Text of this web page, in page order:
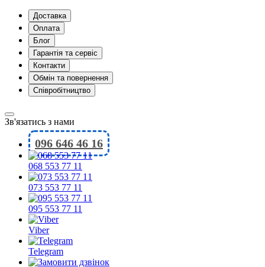
Доставка
Оплата
Блог
Гарантія та сервіс
Контакти
Обмін та повернення
Співробітництво
Зв'язатись з нами
096 646 46 16
068 553 77 11
073 553 77 11
095 553 77 11
Viber
Telegram